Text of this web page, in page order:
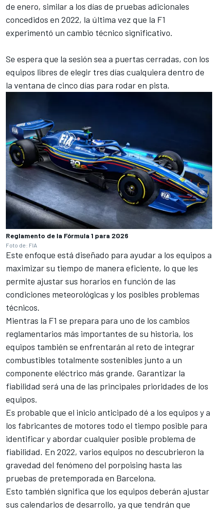
de enero, similar a los días de pruebas adicionales
concedidos en 2022, la última vez que la F1
experimentó un cambio técnico significativo.
Se espera que la sesión sea a puertas cerradas, con los
equipos libres de elegir tres días cualquiera dentro de
la ventana de cinco días para rodar en pista.
Reglamento de la Fórmula 1 para 2026
Foto de: FIA
Este enfoque está diseñado para ayudar a los equipos a
maximizar su tiempo de manera eficiente, lo que les
permite ajustar sus horarios en función de las
condiciones meteorológicas y los posibles problemas
técnicos.
Mientras la F1 se prepara para uno de los cambios
reglamentarios más importantes de su historia, los
equipos también se enfrentarán al reto de integrar
combustibles totalmente sostenibles junto a un
componente eléctrico más grande. Garantizar la
fiabilidad será una de las principales prioridades de los
equipos.
Es probable que el inicio anticipado dé a los equipos y a
los fabricantes de motores todo el tiempo posible para
identificar y abordar cualquier posible problema de
fiabilidad. En 2022, varios equipos no descubrieron la
gravedad del fenómeno del porpoising hasta las
pruebas de pretemporada en Barcelona.
Esto también significa que los equipos deberán ajustar
sus calendarios de desarrollo, ya que tendrán que